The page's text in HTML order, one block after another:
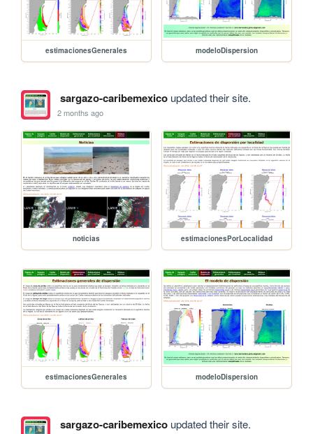
estimacionesGenerales modeloDispersion
sargazo-caribemexicoupdated their site.
2 months ago
noticias estimacionesPorLocalidad
estimacionesGenerales modeloDispersion
sargazo-caribemexicoupdated their site.